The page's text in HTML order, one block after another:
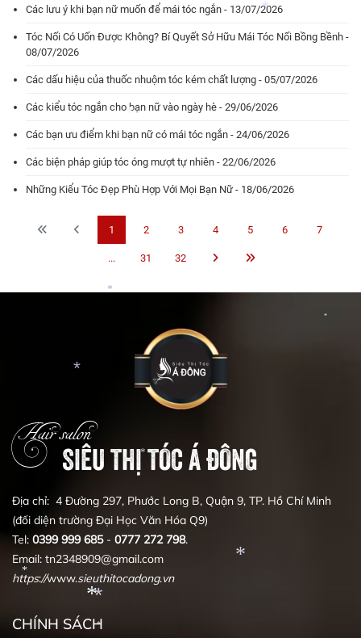
*
*
*
*
*
*
Các lưu ý khi bạn nữ muốn để mái tóc ngắn - 13/07/2026
Tóc Nối Có Uốn Được Không? Bí Quyết Sở Hữu Mái Tóc Nối Bồng Bềnh -
08/07/2026
Các dấu hiệu của thuốc nhuộm tóc kém chất lượng - 05/07/2026
Các kiểu tóc ngắn cho bạn nữ vào ngày hè - 29/06/2026
Các bạn ưu điểm khi bạn nữ có mái tóc ngắn - 24/06/2026
Các biện pháp giúp tóc óng mượt tự nhiên - 22/06/2026
Những Kiểu Tóc Đẹp Phù Hợp Với Mọi Bạn Nữ - 18/06/2026
1 2 3 4 5 6 7
... 31 32
Hair salon
SIÊU THỊ TÓC Á ĐÔNG
Địa chỉ: 4 Đường 297, Phước Long B, Quận 9, TP. Hồ Chí Minh
(đối diện trường Đại Học Văn Hóa Q9)
Tel: 0399 999 685- 0777 272 798.
Email: tn2348909@gmail.com
https://www.sieuthitocadong.vn
CHÍNH SÁCH